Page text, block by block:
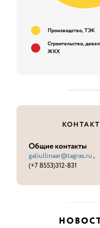
Производство, ТЭК
Строительство,
ЖКХ
Общие контакты
galiullinaar@tagras.ru,
(+7 8553)312-831